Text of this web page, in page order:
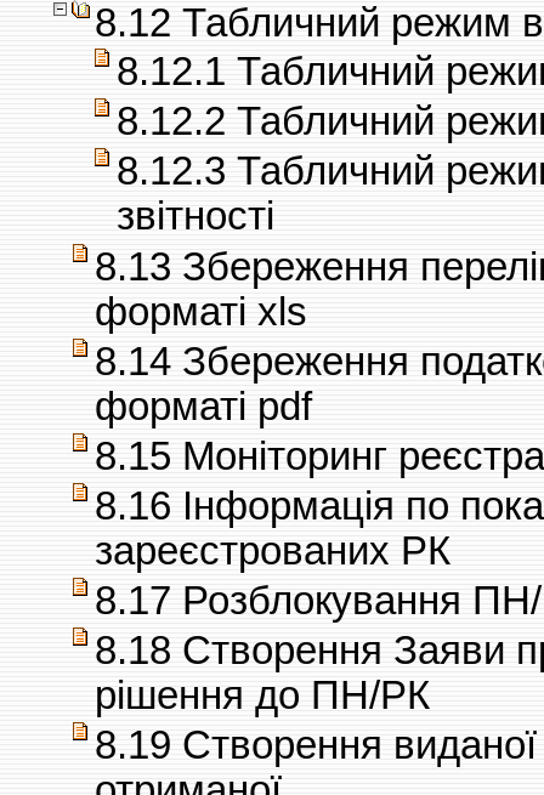
8.12 Табличний режим
8.12.1 Табличний
8.12.2 Табличний
8.12.3 Табличний
звітності
8.13 Збереження
форматі xls
8.14 Збереження
форматі pdf
8.15 Моніторинг
8.16 Інформація по
зареєстрованих РК
8.17 Розблокування
8.18 Створення Заяви
рішення до ПН/РК
8.19 Створення виданої